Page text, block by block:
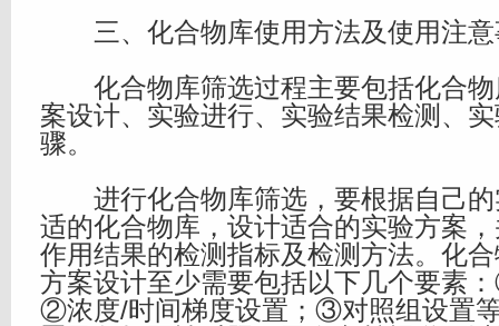
三、化合物库使用方法及使用注意
化合物库筛选过程主要包括化合物
案设计、实验进行、实验结果检测、
骤。
进行化合物库筛选，要根据自己的
适的化合物库，设计适合的实验方案
作用结果的检测指标及检测方法。化
方案设计至少需要包括以下几个要素
②浓度/时间梯度设置；③对照组设置